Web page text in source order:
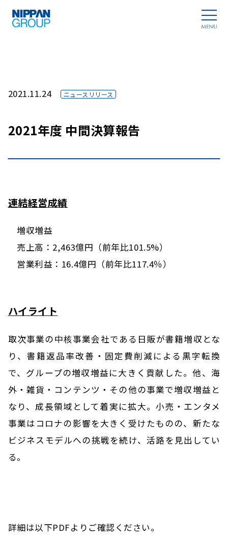
2021.11.24 ニュースリリース
2021年度 中間決算報告
連結経営成績
増収増益
売上高：2,463億円（前年比101.5%）
営業利益：16.4億円（前年比117.4％）
ハイライト
取次事業の中核事業会社である日販が書籍増収とな
り、書籍返品率改善・固定費削減による黒字転換
で、グループの増収増益に大きく貢献した。他、海
外・雑貨・コンテンツ・その他の事業で増収増益と
なり、成長領域として着実に拡大。小売・エンタメ
事業はコロナの影響を大きく受けたものの、新たな
ビジネスモデルへの挑戦を続け、活路を見出してい
る。
詳細は以下PDFよりご確認ください。